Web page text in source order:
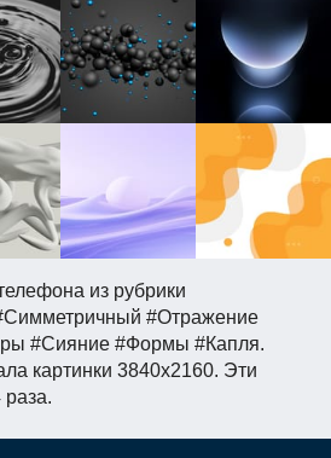
из рубрики
#Отражение
#Сияние #Формы #Капля.
картинки 3840x2160. Эти